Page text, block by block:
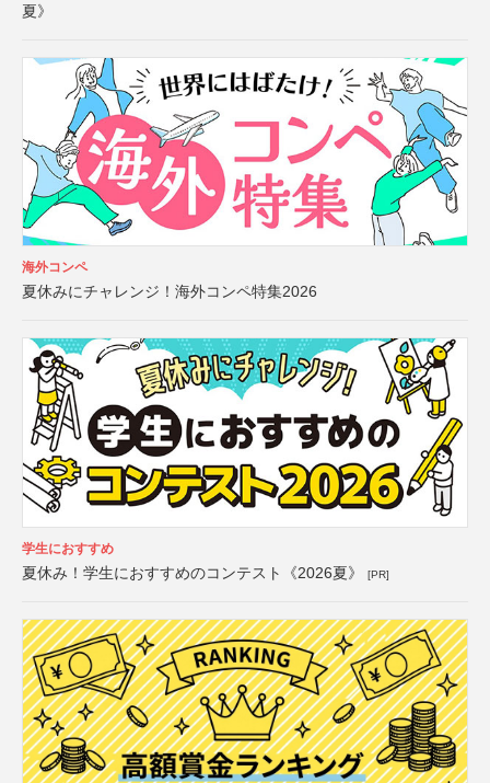
夏》
海外コンペ
夏休みにチャレンジ！海外コンペ特集2026
学生におすすめ
夏休み！学生におすすめのコンテスト《2026夏》 [PR]